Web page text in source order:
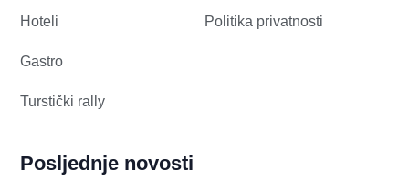
Hoteli
Gastro
Turstički rally
Politika privatnosti
Posljednje novosti